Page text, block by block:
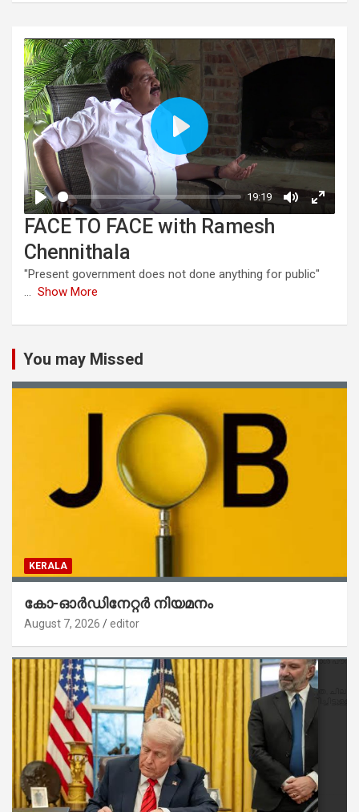
FACE TO FACE with Ramesh
Chennithala
"Present government does not done anything for public"
... Show More
You may Missed
KERALA
കോ-ഓർഡിനേറ്റർ നിയമനം
August 7, 2026 editor